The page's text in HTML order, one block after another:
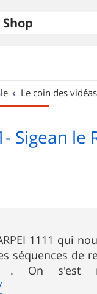
Shop
Le coin des
Sigean le
1111 qui
séquences de
. On